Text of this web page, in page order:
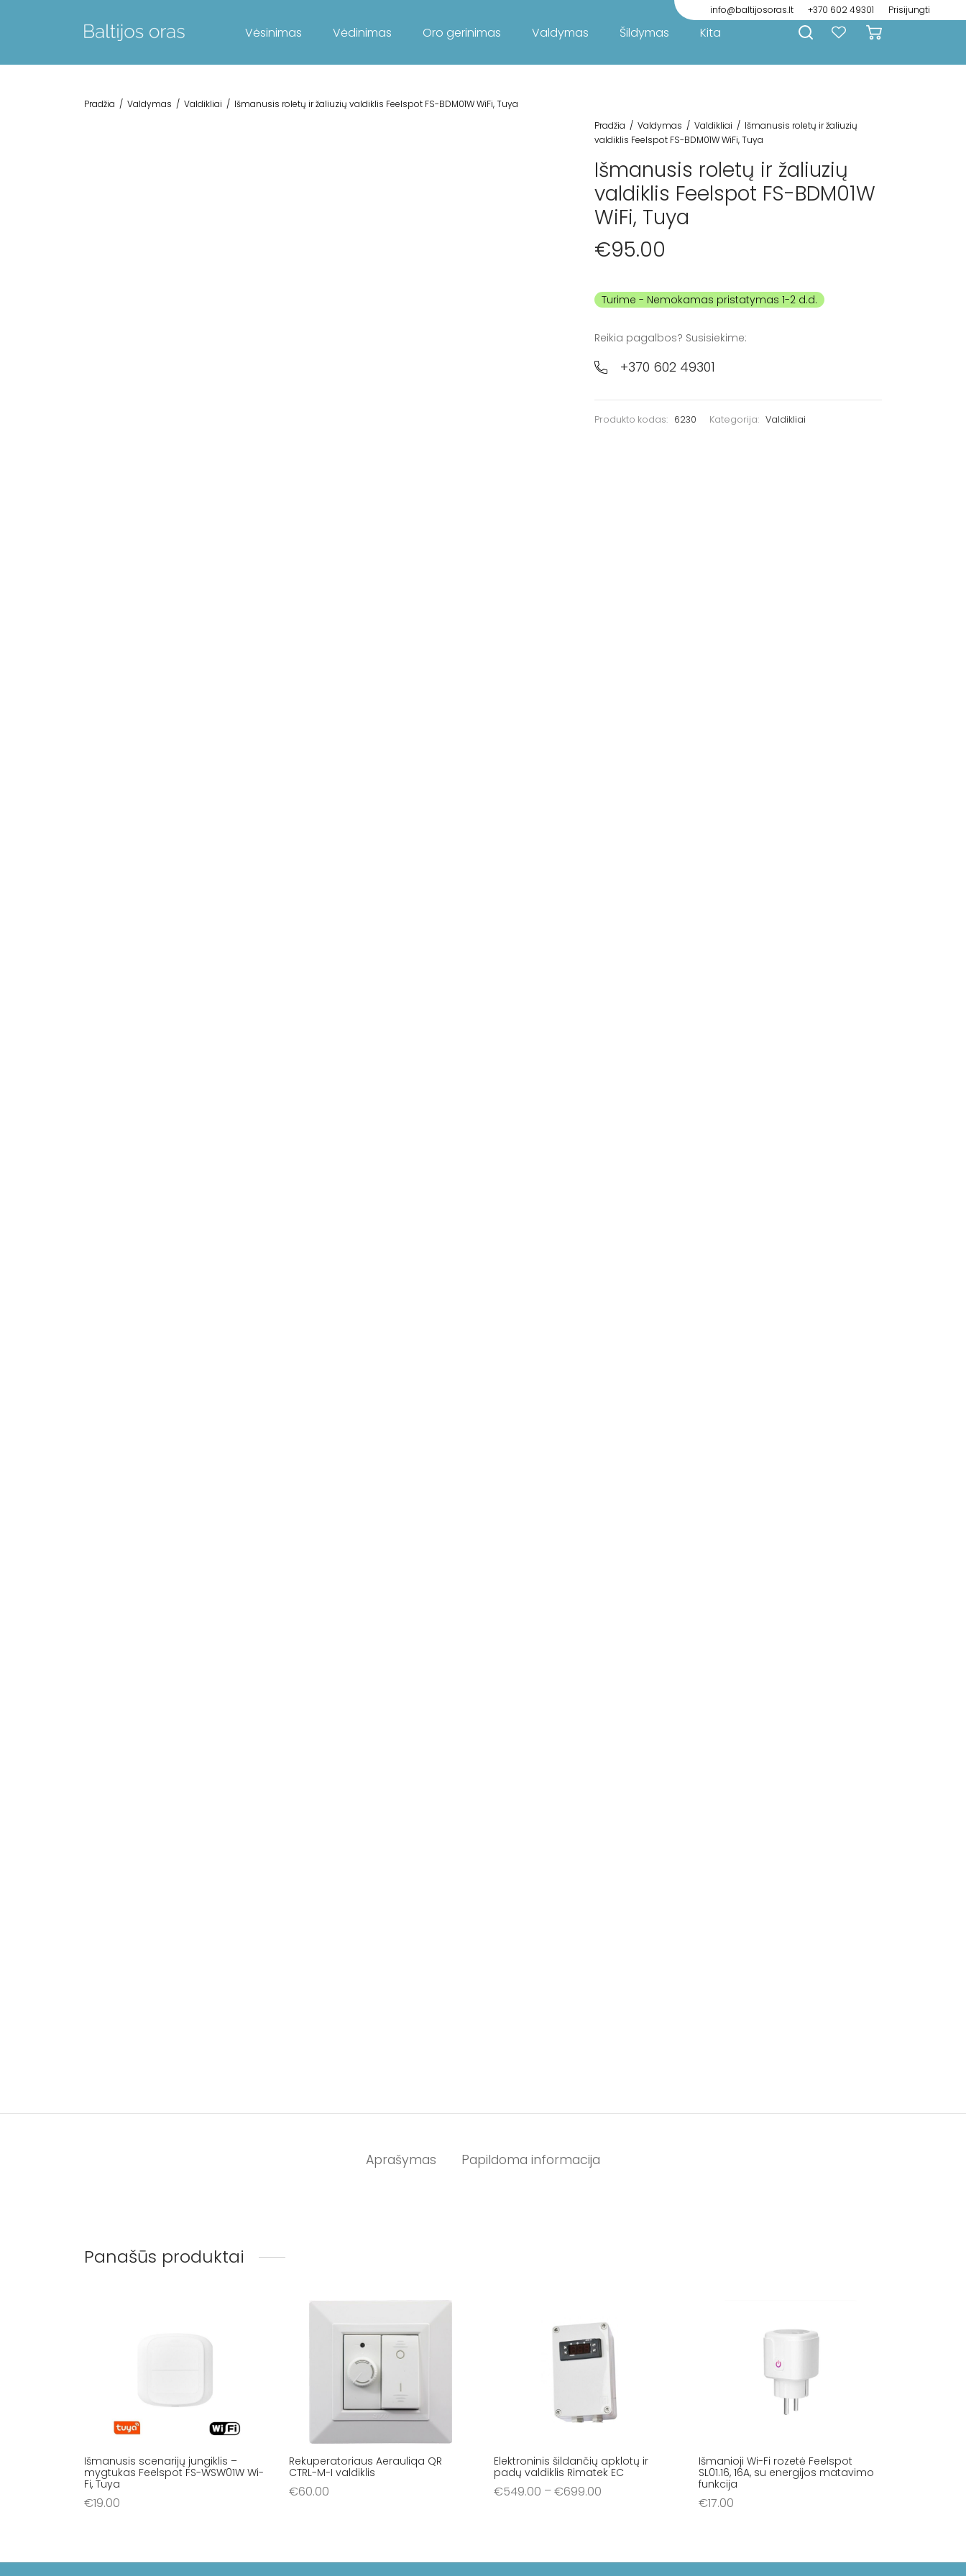
info@baltijosoras.lt +370 602 49301 Prisijungti
Vėsinimas Vėdinimas Oro gerinimas Valdymas Šildymas Kita
Pradžia / Valdymas / Valdikliai / Išmanusis roletų ir žaliuzių valdiklis Feelspot FS-BDM01W WiFi, Tuya
Pradžia / Valdymas / Valdikliai / Išmanusis roletų ir žaliuzių
valdiklis Feelspot FS-BDM01W WiFi, Tuya
Išmanusis roletų ir žaliuzių
valdiklis Feelspot FS-BDM01W
WiFi, Tuya
€95.00
Turime
Reikia pagalbos? Susisiekime:
+370 602 49301
Produkto kodas: 6230 Kategorija: Valdikliai
Aprašymas Papildoma informacija
Panašūs produktai
Išmanusis scenarijų jungiklis –
mygtukas Feelspot FS-WSW01W Wi-
Fi, Tuya
€19.00
Rekuperatoriaus Aerauliqa QR
CTRL-M-I valdiklis
€60.00
Elektroninis šildančių apklotų ir
padų valdiklis Rimatek EC
€549.00 –€699.00
Išmanioji Wi-Fi rozetė Feelspot
SL01.16, 16A, su energijos matavimo
funkcija
€17.00